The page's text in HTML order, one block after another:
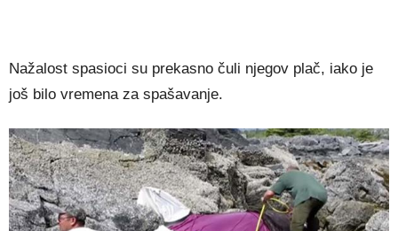
Nažalost spasioci su prekasno čuli njegov plač, iako je
još bilo vremena za spašavanje.